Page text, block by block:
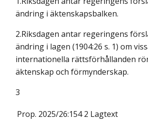
ändring i äktenskapsbalken.
2.Riksdagen antar regeringens
ändring i lagen (1904:26 s. 1) om
internationella rättsförhållanden
äktenskap och förmynderskap.
3
Prop. 2025/26:154 2 Lagtext